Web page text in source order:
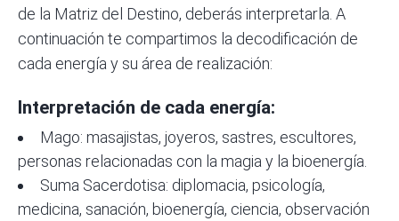
de la Matriz del Destino, deberás interpretarla. A
continuación te compartimos la decodificación de
cada energía y su área de realización:
Interpretación de cada energía:
Mago: masajistas, joyeros, sastres, escultores,
personas relacionadas con la magia y la bioenergía.
Suma Sacerdotisa: diplomacia, psicología,
medicina, sanación, bioenergía, ciencia, observación